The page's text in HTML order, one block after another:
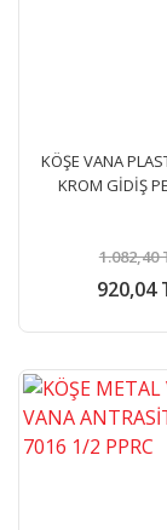
KÖŞE VANA
KROM GİDİŞ
920,04
1.082,40